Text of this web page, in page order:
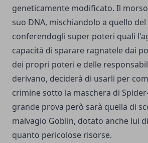
geneticamente modificato. Il
suo DNA, mischiandolo a quello
conferendogli super poteri quali
capacità di sparare ragnatele dai
dei propri poteri e delle
derivano, deciderà di usarli per
crimine sotto la maschera di
grande prova però sarà quella di
malvagio Goblin, dotato anche lui
quanto pericolose risorse.